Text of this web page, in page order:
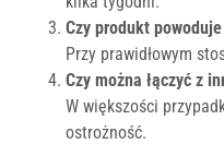
Czy produkt
Przy prawidłowym
Czy można łączyć z
W większości
ostrożność.